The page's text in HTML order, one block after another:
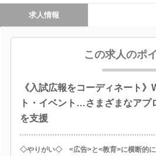
求人情報
この求人のポ
《入試広報をコーディネート
ト・イベント…さまざまなアプ
を支援
◇やりがい◇ <広告>と<教育>に横断的に